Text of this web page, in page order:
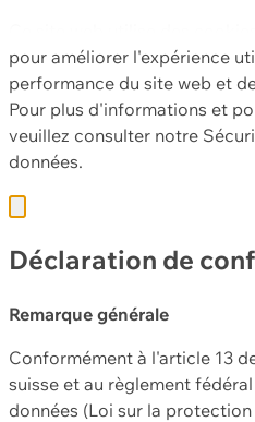
pour améliorer l'expérience
performance du site web et
Pour plus d'informations et
veuillez consulter notre
données.
Déclaration de
Remarque générale
Conformément à l'article 13
suisse et au règlement
données (Loi sur la